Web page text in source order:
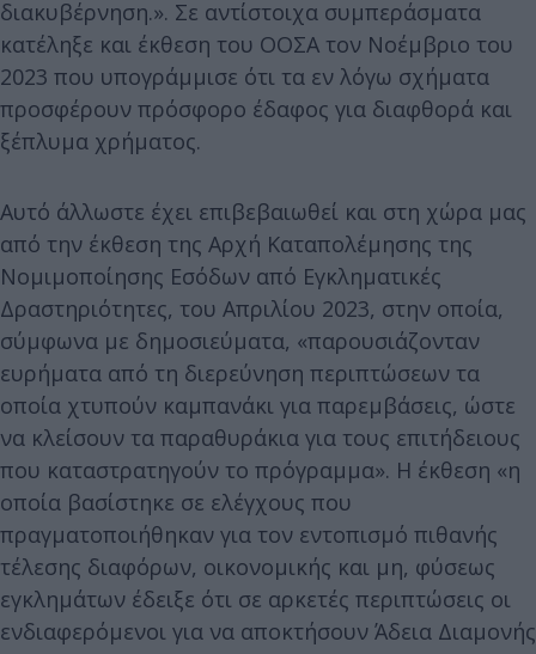
διακυβέρνηση.». Σε αντίστοιχα συμπεράσματα
κατέληξε και έκθεση του ΟΟΣΑ τον Νοέμβριο του
2023 που υπογράμμισε ότι τα εν λόγω σχήματα
προσφέρουν πρόσφορο έδαφος για διαφθορά και
ξέπλυμα χρήματος.
Αυτό άλλωστε έχει επιβεβαιωθεί και στη χώρα μας
από την έκθεση της Αρχή Καταπολέμησης της
Νομιμοποίησης Εσόδων από Εγκληματικές
Δραστηριότητες, του Απριλίου 2023, στην οποία,
σύμφωνα με δημοσιεύματα, «παρουσιάζονταν
ευρήματα από τη διερεύνηση περιπτώσεων τα
οποία χτυπούν καμπανάκι για παρεμβάσεις, ώστε
να κλείσουν τα παραθυράκια για τους επιτήδειους
που καταστρατηγούν το πρόγραμμα». Η έκθεση «η
οποία βασίστηκε σε ελέγχους που
πραγματοποιήθηκαν για τον εντοπισμό πιθανής
τέλεσης διαφόρων, οικονομικής και μη, φύσεως
εγκλημάτων έδειξε ότι σε αρκετές περιπτώσεις οι
ενδιαφερόμενοι για να αποκτήσουν Άδεια Διαμονής